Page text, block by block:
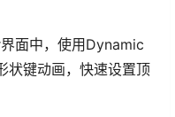
面中，使用Dynamic
状键动画，快速设置顶